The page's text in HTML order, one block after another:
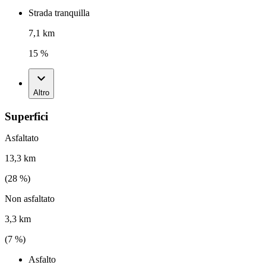
Strada tranquilla
7,1 km
15 %
Altro
Superfici
Asfaltato
13,3 km
(28 %)
Non asfaltato
3,3 km
(7 %)
Asfalto